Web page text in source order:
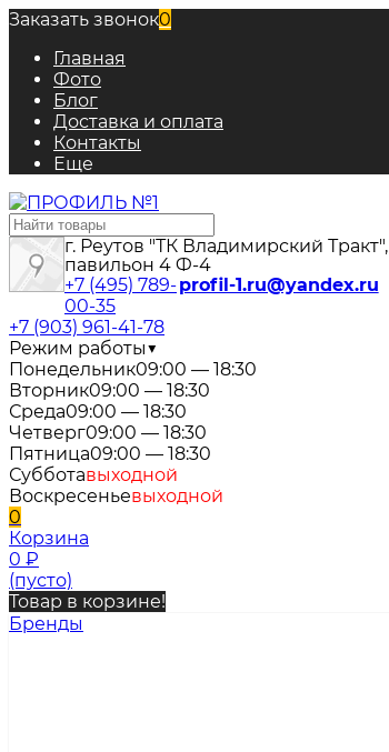
Заказать звонок0
Главная
Фото
Блог
Доставка и оплата
Контакты
Еще
г. Реутов "ТК Владимирский Тракт",
павильон 4 Ф-4
profil-1.ru@yandex.ru
+7 (495) 789-
00-35
+7 (903) 961-41-78
Режим работы▼
Понедельник09:00 — 18:30
Вторник09:00 — 18:30
Среда09:00 — 18:30
Четверг09:00 — 18:30
Пятница09:00 — 18:30
Субботавыходной
Воскресеньевыходной
0
Корзина
0 ₽
(пусто)
Товар в корзине!
Бренды